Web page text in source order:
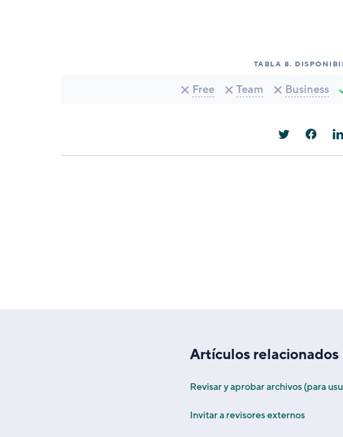
TABLA 8.
Free Team Business
Artículos relacionados
Revisar y aprobar archivos (para
Invitar a revisores externos